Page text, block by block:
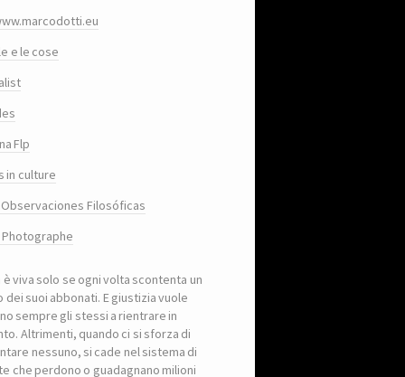
e le cose
Flp
in culture
Filosóficas
è viva solo se ogni volta scontenta un
dei suoi abbonati. E giustizia vuole
sempre gli stessi a rientrare in
Altrimenti, quando ci si sforza di
nessuno, si cade nel sistema di
che perdono o guadagnano milioni